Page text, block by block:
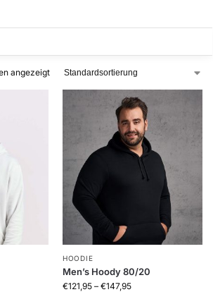
angezeigt
HOODIE
Men’s Hoody 80/20
€121,95 – €147,95